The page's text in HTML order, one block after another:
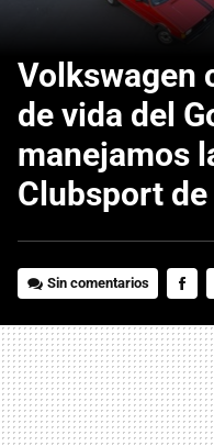
Volkswagen
de vida del
manejamos
Clubsport
Sin comentarios